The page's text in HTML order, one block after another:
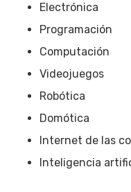
Electrónica
Programación
Computación
Videojuegos
Robótica
Domótica
Internet de las
Inteligencia